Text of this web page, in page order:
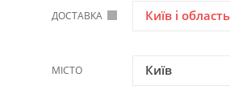
ДОСТАВКА Київ і область
МІСТО Київ